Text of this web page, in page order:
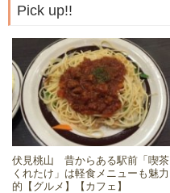
Pick up!!
伏見桃山 昔からある駅前「喫茶
くれたけ」は軽食メニューも魅力
的【グルメ】【カフェ】